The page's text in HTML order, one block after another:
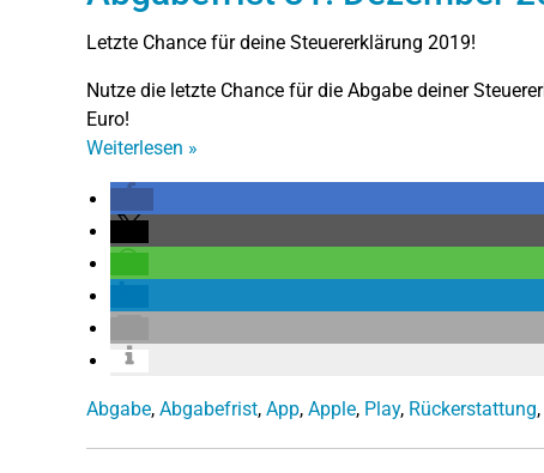
Letzte Chance für deine Steuererklärung 2019!
Nutze die letzte Chance für die Abgabe deiner
Euro!
Weiterlesen »
Abgabe, Abgabefrist, App, Apple, Play, Rückerstattung,